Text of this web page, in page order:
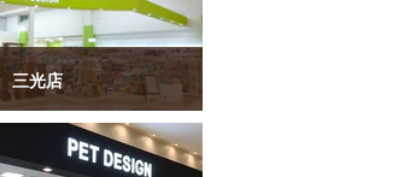
三光店